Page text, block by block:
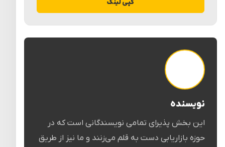
کپی لینک
نویسنده
این بخش پذیرای تمامی نویسندگانی است که در
حوزه بازاریابی دست به قلم می‌زنند و ما نیز از طریق